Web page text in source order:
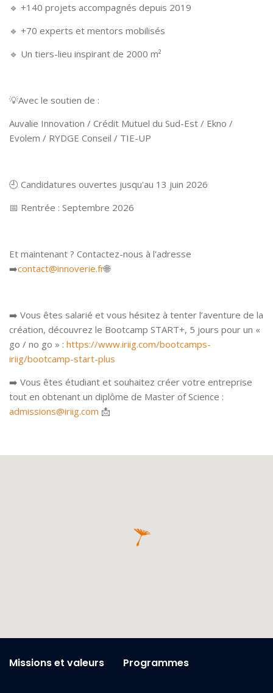
🔹 +140 projets accompagnés depuis 2019
🔹 +70 experts et mentors mobilisés
🔹 Un tiers-lieu inspirant de 2000 m²
💡Avec le soutien de :
Auvalie Innovation / Crédit Mutuel du Sud-Est / Ekno /
Evolem / RYDGE Conseil / TIE-UP
🕘 Candidatures ouvertes jusqu'au 13 juin 2026
📅 Rentrée : Septembre 2026
Et maintenant ? Contactez-nous à l'adresse
➡️contact@innoverie.fr🌐
➡️ Vous êtes salarié et vous hésitez à tenter l’aventure de la
création, découvrez le Bootcamp START+, 5 jours pour un «
go / no go » : https://www.iriig.com/bootcamps-
iriig/bootcamp-start-plus
➡️ Vous êtes étudiant et souhaitez créer votre entreprise
tout en obtenant un diplôme de Master of Science :
admissions@iriig.com 📩
Missions et valeurs Programmes